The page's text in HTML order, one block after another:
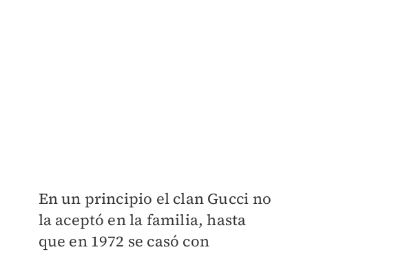
En un principio el clan Gucci no
la aceptó en la familia, hasta
que en 1972 se casó con